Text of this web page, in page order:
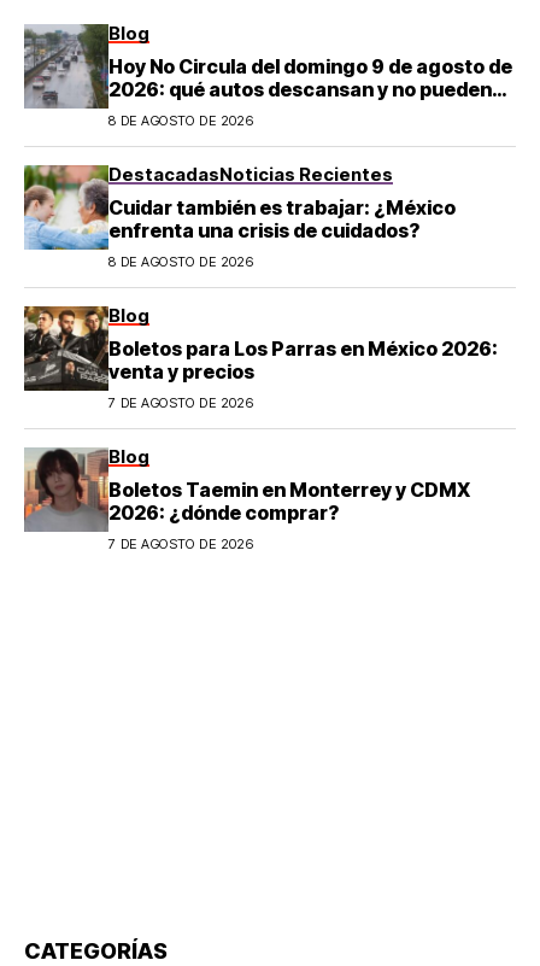
Blog
Hoy No Circula del domingo 9 de agosto de
2026: qué autos descansan y no pueden
salir en CDMX y el Estado de México; estos
8 DE AGOSTO DE 2026
DestacadasNoticias Recientes
Cuidar también es trabajar: ¿México
enfrenta una crisis de cuidados?
8 DE AGOSTO DE 2026
Blog
Boletos para Los Parras en México 2026:
venta y precios
7 DE AGOSTO DE 2026
Blog
Boletos Taemin en Monterrey y CDMX
2026: ¿dónde comprar?
7 DE AGOSTO DE 2026
CATEGORÍAS